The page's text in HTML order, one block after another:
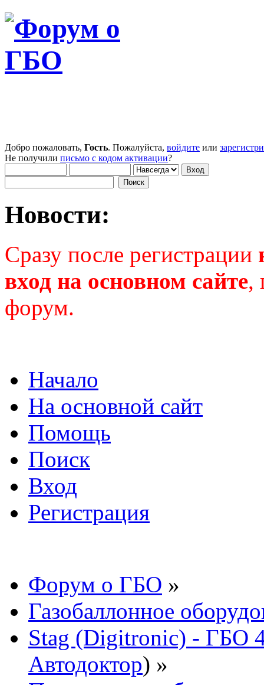
Добро пожаловать, Гость. Пожалуйста, войдите или
Не получили письмо с кодом активации?
Новости:
Сразу после регистрации
вход на основном сайте,
форум.
Начало
На основной сайт
Помощь
Поиск
Вход
Регистрация
Форум о ГБО »
Газобаллонное
Stag (Digitronic) - ГБО
Автодоктор) »